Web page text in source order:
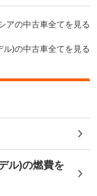
アの中古車全てを見る
)の中古車全てを見る
ル)の燃費を